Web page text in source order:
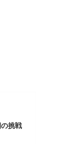
挑戦